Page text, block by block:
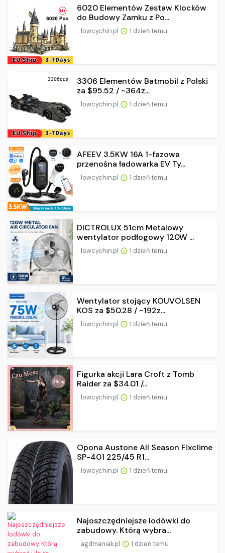
6020 Elementów Zestaw Klocków
do Budowy Zamku z Po...
lowcychin.pl 1 dzień temu
3306 Elementów Batmobil z Polski
za $95.52 / ~364z...
lowcychin.pl 1 dzień temu
AFEEV 3.5KW 16A 1-fazowa
przenośna ładowarka EV Ty...
lowcychin.pl 1 dzień temu
DICTROLUX 51cm Metalowy
wentylator podłogowy 120W ...
lowcychin.pl 1 dzień temu
Wentylator stojący KOUVOLSEN
KOS za $50.28 / ~192z...
lowcychin.pl 1 dzień temu
Figurka akcji Lara Croft z Tomb
Raider za $34.01 /...
lowcychin.pl 1 dzień temu
Opona Austone All Season Fixclime
SP-401 225/45 R1...
lowcychin.pl 1 dzień temu
Najoszczędniejsze lodówki do
zabudowy. Którą wybra...
agdmaniak.pl 1 dzień temu